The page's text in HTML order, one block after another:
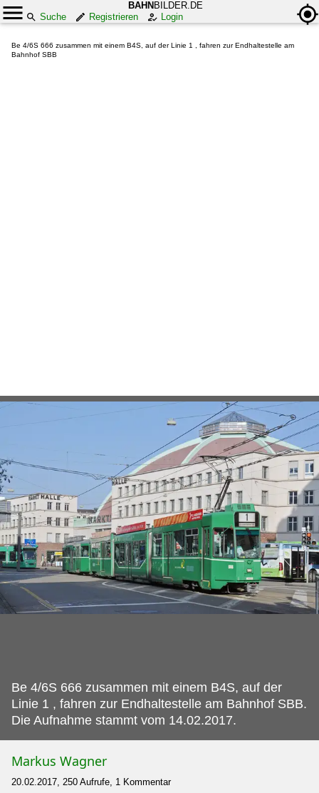
BAHN BILDER.DE
Suche
Registrieren Login
Be 4/6S 666 zusammen mit einem B4S, auf der Linie 1 , fahren zur Endhaltestelle am
Bahnhof SBB
Be 4/6S 666 zusammen mit einem B4S, auf der
Linie 1 , fahren zur Endhaltestelle am Bahnhof SBB.
Die Aufnahme stammt vom 14.02.2017.
Markus Wagner
20.02.2017, 250 Aufrufe, 1 Kommentar